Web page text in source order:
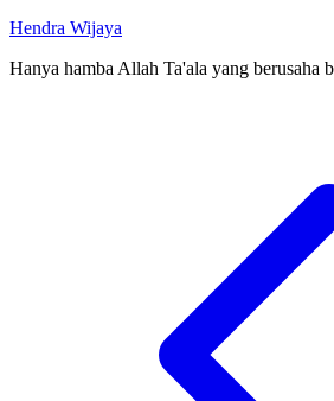
Hendra Wijaya
Hanya hamba Allah Ta'ala yang berusaha